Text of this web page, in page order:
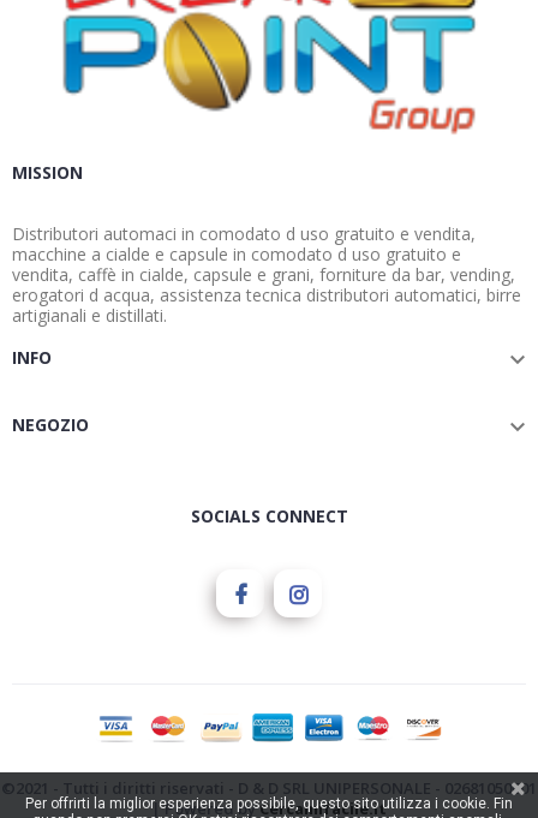
MISSION
Distributori automaci in comodato d uso gratuito e vendita,
macchine a cialde e capsule in comodato d uso gratuito e
vendita, caffè in cialde, capsule e grani, forniture da bar, vending,
erogatori d acqua, assistenza tecnica distributori automatici, birre
artigianali e distillati.
INFO

NEGOZIO 
SOCIALS CONNECT
©2021 - Tutti i diritti riservati - D & D SRL UNIPERSONALE - 02681050601
| Powered byCercamifacile.it
Per offrirti la miglior esperienza possibile, questo sito utilizza i cookie. Fin